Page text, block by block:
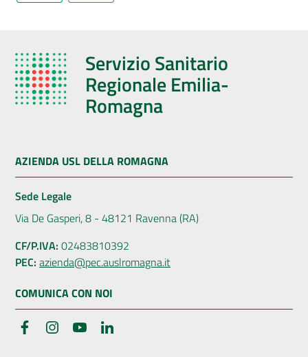
Servizio Sanitario
Regionale Emilia-
Romagna
AZIENDA USL DELLA ROMAGNA
Sede Legale
Via De Gasperi, 8 - 48121 Ravenna (RA)
CF/P.IVA: 02483810392
PEC: azienda@pec.auslromagna.it
COMUNICA CON NOI
FacebookInstagramYouTube